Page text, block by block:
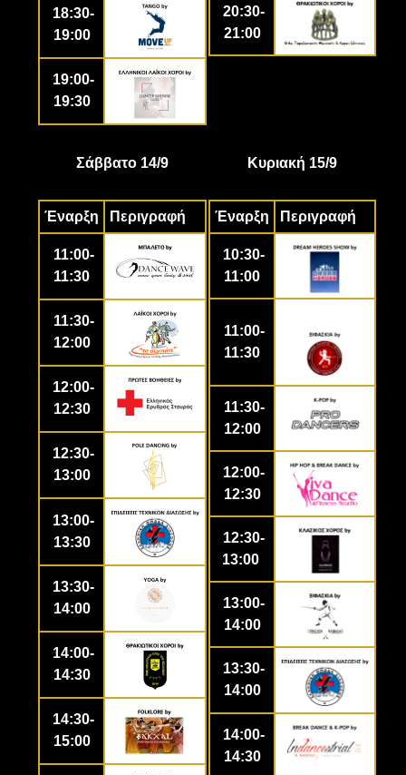
18:30-
19:00
19:00-
19:30
20:30-
21:00
Σάββατο 14/9 Κυριακή 15/9
Έναρξη Περιγραφή
11:00-
11:30
11:30-
12:00
12:00-
12:30
12:30-
13:00
13:00-
13:30
13:30-
14:00
14:00-
14:30
14:30-
15:00
Έναρξη Περιγραφή
10:30-
11:00
11:00-
11:30
11:30-
12:00
12:00-
12:30
12:30-
13:00
13:00-
14:00
13:30-
14:00
14:00-
14:30